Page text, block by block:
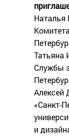
Наталья
Татьяна
Службы
Алексей
«Санкт-
и